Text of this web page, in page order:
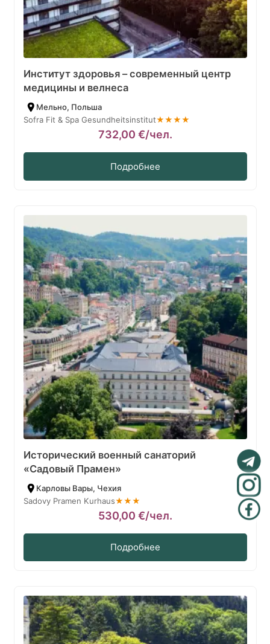
Институт здоровья – современный центр
медицины и велнеса
Мельно, Польша
Sofra Fit & Spa Gesundheitsinstitut★★★★
732,00 €/чел.
Подробнее
Исторический военный санаторий
«Садовый Прамен»
Карловы Вары, Чехия
Sadovy Pramen Kurhaus★★★
530,00 €/чел.
Подробнее